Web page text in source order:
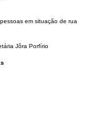
em situação de rua
Jôra Porfírio